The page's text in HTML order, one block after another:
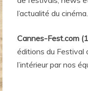
l’actualité du cinéma
Cannes-Fest.com
éditions du Festival
l’intérieur par nos